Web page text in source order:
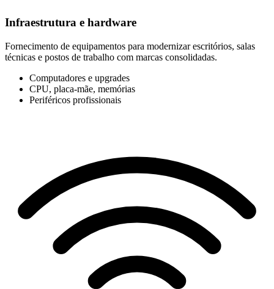
Infraestrutura e hardware
Fornecimento de equipamentos para modernizar escritórios, salas
técnicas e postos de trabalho com marcas consolidadas.
Computadores e upgrades
CPU, placa-mãe, memórias
Periféricos profissionais